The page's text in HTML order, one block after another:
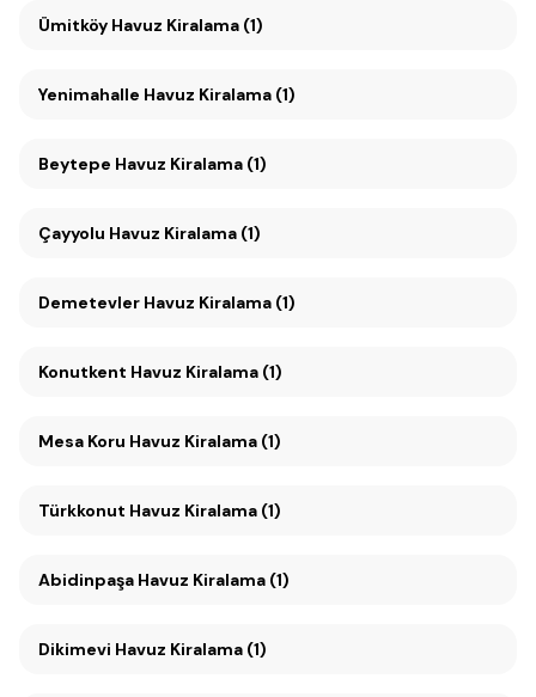
Ümitköy Havuz Kiralama (1)
Yenimahalle Havuz Kiralama (1)
Beytepe Havuz Kiralama (1)
Çayyolu Havuz Kiralama (1)
Demetevler Havuz Kiralama (1)
Konutkent Havuz Kiralama (1)
Mesa Koru Havuz Kiralama (1)
Türkkonut Havuz Kiralama (1)
Abidinpaşa Havuz Kiralama (1)
Dikimevi Havuz Kiralama (1)